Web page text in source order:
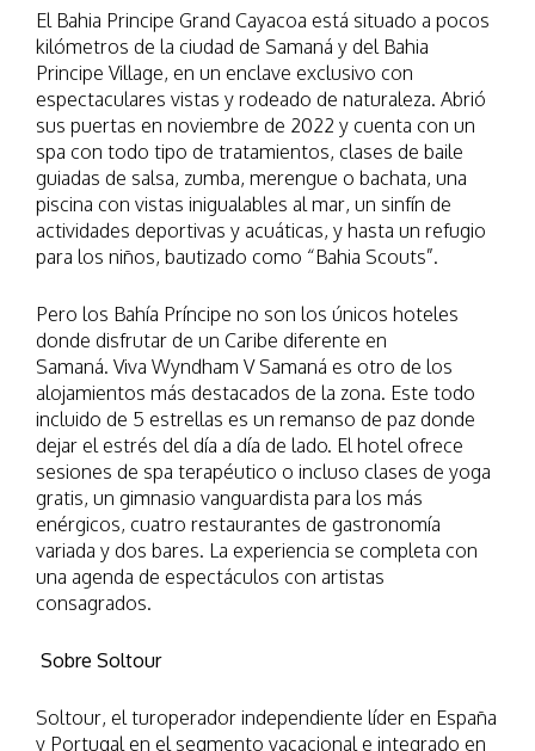
El Bahia Principe Grand Cayacoa está situado a pocos
kilómetros de la ciudad de Samaná y del Bahia
Principe Village, en un enclave exclusivo con
espectaculares vistas y rodeado de naturaleza. Abrió
sus puertas en noviembre de 2022 y cuenta con un
spa con todo tipo de tratamientos, clases de baile
guiadas de salsa, zumba, merengue o bachata, una
piscina con vistas inigualables al mar, un sinfín de
actividades deportivas y acuáticas, y hasta un refugio
para los niños, bautizado como “Bahia Scouts”.
Pero los Bahía Príncipe no son los únicos hoteles
donde disfrutar de un Caribe diferente en
Samaná. Viva Wyndham V Samaná es otro de los
alojamientos más destacados de la zona. Este todo
incluido de 5 estrellas es un remanso de paz donde
dejar el estrés del día a día de lado. El hotel ofrece
sesiones de spa terapéutico o incluso clases de yoga
gratis, un gimnasio vanguardista para los más
enérgicos, cuatro restaurantes de gastronomía
variada y dos bares. La experiencia se completa con
una agenda de espectáculos con artistas
consagrados.
Sobre Soltour
Soltour, el turoperador independiente líder en España
y Portugal en el segmento vacacional e integrado en